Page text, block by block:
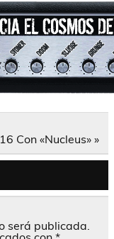
Con «Nucleus» »
será publicada.